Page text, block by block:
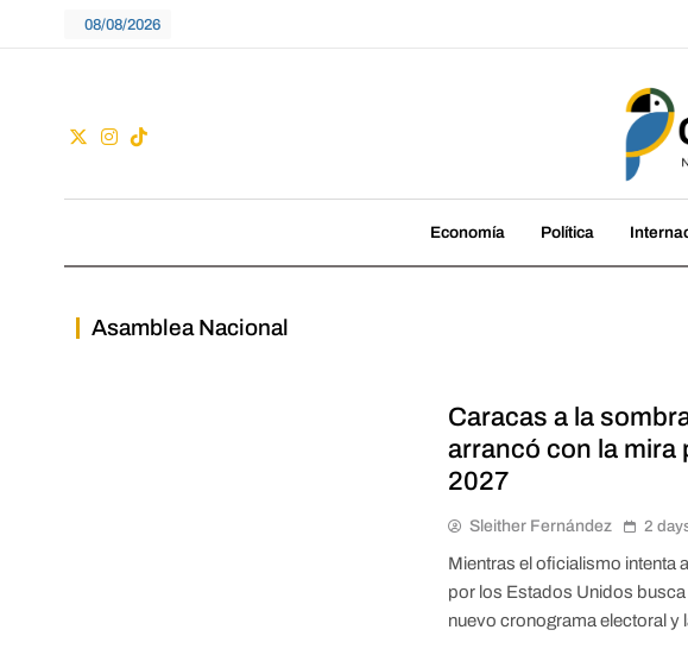
08/08/2026
Guacamaya
Economía Política
Asamblea Nacional
Caracas a la
arrancó con la mira
2027
Sleither Fernández 2
Mientras el oficialismo intenta
por los Estados Unidos
nuevo cronograma electoral